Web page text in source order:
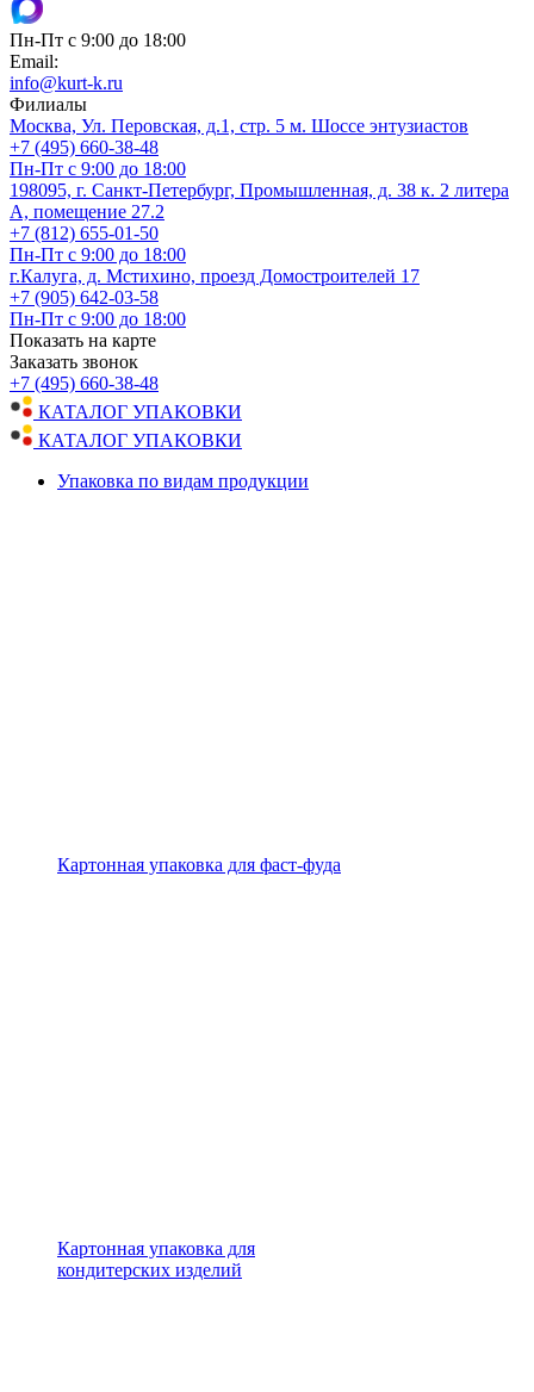
Пн-Пт с 9:00 до 18:00
Email:
info@kurt-k.ru
Филиалы
Москва, Ул. Перовская, д.1, стр. 5 м. Шоссе энтузиастов
+7 (495) 660-38-48
Пн-Пт с 9:00 до 18:00
198095, г. Санкт-Петербург, Промышленная, д. 38 к. 2 литера
А, помещение 27.2
+7 (812) 655-01-50
Пн-Пт с 9:00 до 18:00
г.Калуга, д. Мстихино, проезд Домостроителей 17
+7 (905) 642-03-58
Пн-Пт с 9:00 до 18:00
Показать на карте
Заказать звонок
+7 (495) 660-38-48
КАТАЛОГ УПАКОВКИ
КАТАЛОГ УПАКОВКИ
Упаковка по видам продукции
Картонная упаковка для фаст-фуда
Картонная упаковка для
кондитерских изделий